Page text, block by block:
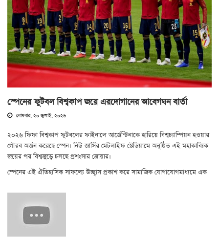
স্পেনের ফুটবল বিশ্বকাপ জয়ে এরদোগানের আবেগঘন বার্তা
সোমবার, ২০ জুলাই, ২০২৬
২০২৬ ফিফা বিশ্বকাপ ফুটবলের ফাইনালে আর্জেন্টিনাকে হারিয়ে বিশ্বচ্যাম্পিয়ন হওয়ার
গৌরব অর্জন করেছে স্পেন। নিউ জার্সির মেটলাইফ স্টেডিয়ামে অনুষ্ঠিত এই মহাকাব্যিক
জয়ের পর বিশ্বজুড়ে চলছে প্রশংসার জোয়ার।
স্পেনের এই ঐতিহাসিক সাফল্যে উচ্ছ্বাস প্রকাশ করে সামাজিক যোগাযোগমাধ্যমে এক